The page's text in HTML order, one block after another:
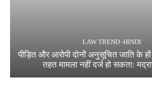
LAW TREND -HINDI
पीड़ित और आरोपी दोनों अनुसूचित जाति के
तहत मामला नहीं दर्ज हो सकता: